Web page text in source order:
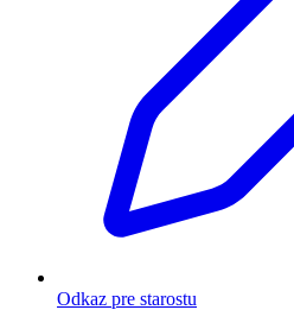
Odkaz pre starostu